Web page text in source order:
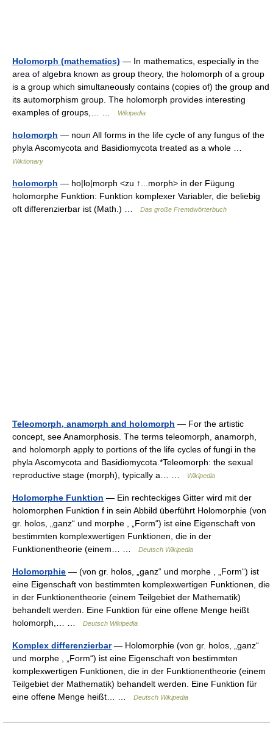
Holomorph (mathematics) — In mathematics, especially in the
area of algebra known as group theory, the holomorph of a group
is a group which simultaneously contains (copies of) the group and
its automorphism group. The holomorph provides interesting
examples of groups,… …
Wikipedia
holomorph — noun All forms in the life cycle of any fungus of the
phyla Ascomycota and Basidiomycota treated as a whole …
Wiktionary
holomorph — ho|lo|morph <zu ↑...morph> in der Fügung
holomorphe Funktion: Funktion komplexer Variabler, die beliebig
oft differenzierbar ist (Math.) …
Das große Fremdwörterbuch
Teleomorph, anamorph and holomorph — For the artistic
concept, see Anamorphosis. The terms teleomorph, anamorph,
and holomorph apply to portions of the life cycles of fungi in the
phyla Ascomycota and Basidiomycota.*Teleomorph: the sexual
reproductive stage (morph), typically a… …
Wikipedia
Holomorphe Funktion — Ein rechteckiges Gitter wird mit der
holomorphen Funktion f in sein Abbild überführt Holomorphie (von
gr. holos, „ganz“ und morphe , „Form“) ist eine Eigenschaft von
bestimmten komplexwertigen Funktionen, die in der
Funktionentheorie (einem… …
Deutsch Wikipedia
Holomorphie — (von gr. holos, „ganz“ und morphe , „Form“) ist
eine Eigenschaft von bestimmten komplexwertigen Funktionen, die
in der Funktionentheorie (einem Teilgebiet der Mathematik)
behandelt werden. Eine Funktion für eine offene Menge heißt
holomorph,… …
Deutsch Wikipedia
Komplex differenzierbar— Holomorphie (von gr. holos, „ganz“
und morphe , „Form“) ist eine Eigenschaft von bestimmten
komplexwertigen Funktionen, die in der Funktionentheorie (einem
Teilgebiet der Mathematik) behandelt werden. Eine Funktion für
eine offene Menge heißt… …
Deutsch Wikipedia